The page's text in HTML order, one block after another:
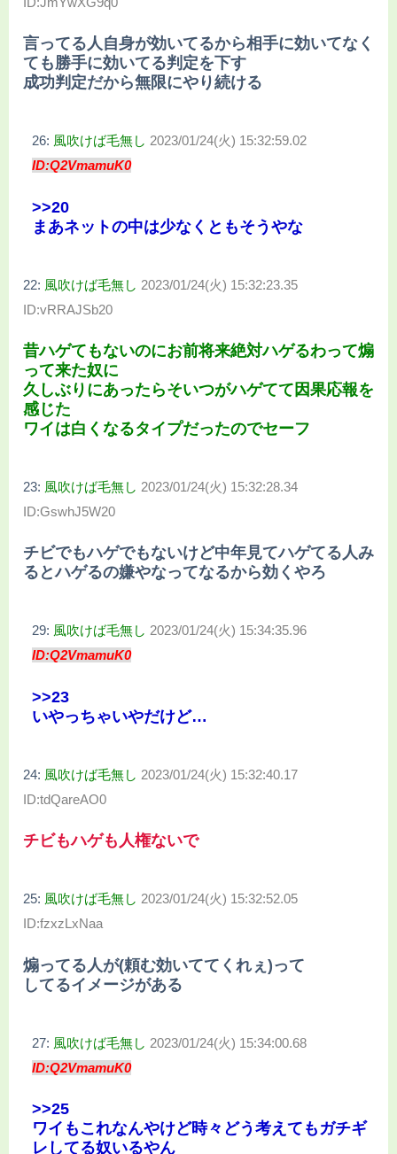
言ってる人自身が効いてるから相手に効いてなく
ても勝手に効いてる判定を下す
成功判定だから無限にやり続ける
26: 風吹けば毛無し 2023/01/24(火) 15:32:59.02
ID:Q2VmamuK0
>>20
まあネットの中は少なくともそうやな
22: 風吹けば毛無し 2023/01/24(火) 15:32:23.35
ID:vRRAJSb20
昔ハゲてもないのにお前将来絶対ハゲるわって煽
って来た奴に
久しぶりにあったらそいつがハゲてて因果応報を
感じた
ワイは白くなるタイプだったのでセーフ
23: 風吹けば毛無し 2023/01/24(火) 15:32:28.34
ID:GswhJ5W20
チビでもハゲでもないけど中年見てハゲてる人み
るとハゲるの嫌やなってなるから効くやろ
29: 風吹けば毛無し 2023/01/24(火) 15:34:35.96
ID:Q2VmamuK0
>>23
いやっちゃいやだけど…
24: 風吹けば毛無し 2023/01/24(火) 15:32:40.17
ID:tdQareAO0
チビもハゲも人権ないで
25: 風吹けば毛無し 2023/01/24(火) 15:32:52.05
ID:fzxzLxNaa
煽ってる人が(頼む効いててくれぇ)って
してるイメージがある
27: 風吹けば毛無し 2023/01/24(火) 15:34:00.68
ID:Q2VmamuK0
>>25
ワイもこれなんやけど時々どう考えてもガチギ
レしてる奴いるやん